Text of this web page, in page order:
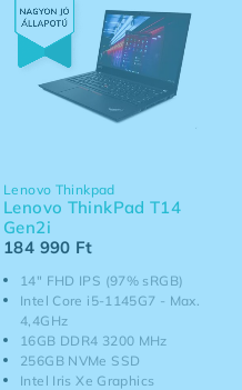
14" FHD IPS (97% sRGB)
Intel Core i5-1145G7 - Max.
4,4GHz
16GB DDR4 3200 MHz
256GB NVMe SSD
Intel Iris Xe Graphics
Lenovo Thinkpad
Lenovo ThinkPad T14
Gen2i
184 990 Ft